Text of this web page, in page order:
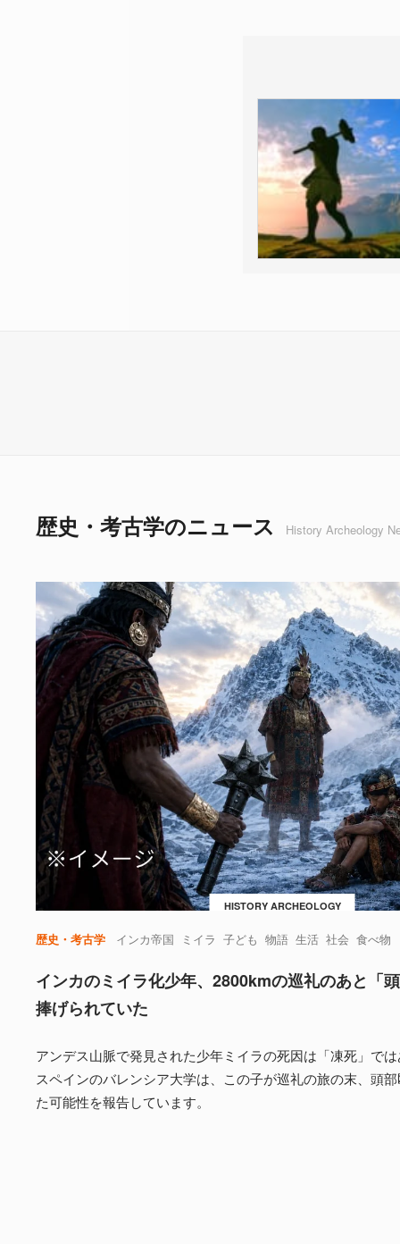
歴史・考古学のニュース History Archeology
HISTORY ARCHEOLOGY
歴史・考古学 インカ帝国 ミイラ 子ども 物語 生活 社会 食べ物
インカのミイラ化少年、2800kmの巡礼のあと「
捧げられていた
アンデス山脈で発見された少年ミイラの死因は「凍死」で
スペインのバレンシア大学は、この子が巡礼の旅の末、頭
た可能性を報告しています。